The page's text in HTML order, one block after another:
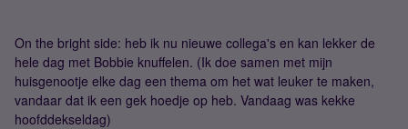
On the bright side: heb ik nu nieuwe collega's en kan lekker de
hele dag met Bobbie knuffelen. (Ik doe samen met mijn
huisgenootje elke dag een thema om het wat leuker te maken,
vandaar dat ik een gek hoedje op heb. Vandaag was kekke
hoofddekseldag)